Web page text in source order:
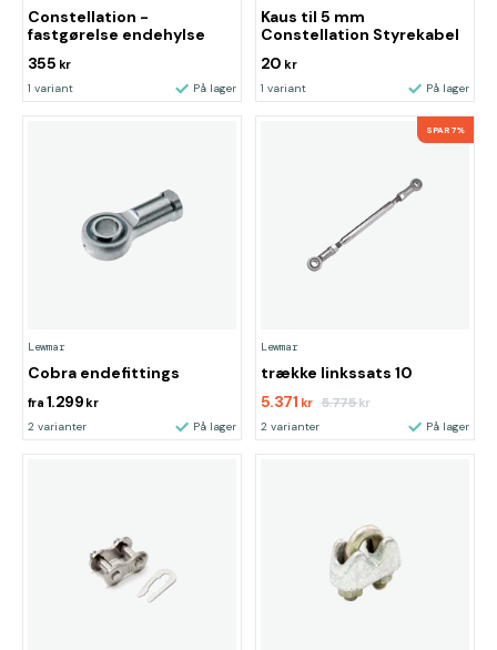
Constellation -
fastgørelse endehylse
355 kr
1 variant På lager
Kaus til 5 mm
Constellation Styrekabel
20 kr
1 variant På lager
Lewmar
Cobra endefittings
fra 1.299 kr
2 varianter På lager
SPAR 7%
Lewmar
trække linkssats 10
5.371 kr 5.775kr
2 varianter På lager